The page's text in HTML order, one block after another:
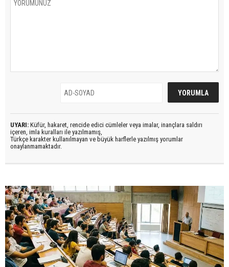
UYARI: Küfür, hakaret, rencide edici cümleler veya imalar, inançlara saldırı
içeren, imla kuralları ile yazılmamış,
Türkçe karakter kullanılmayan ve büyük harflerle yazılmış yorumlar
onaylanmamaktadır.